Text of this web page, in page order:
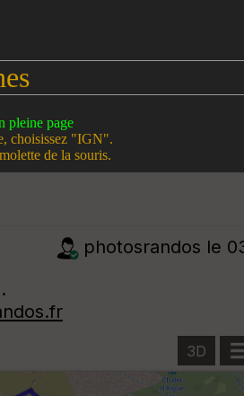
pleine page
choisissez "IGN".
de la souris.